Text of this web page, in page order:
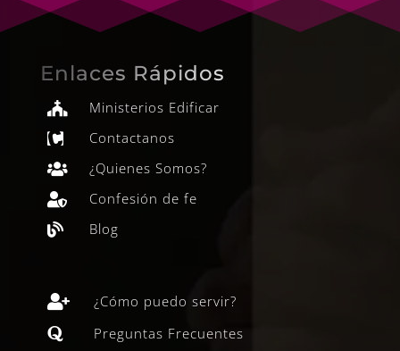
Enlaces Rápidos
 Ministerios Edificar
 Contactanos
 ¿Quienes Somos?
 Confesión de fe
 Blog
 ¿Cómo puedo servir?
 Preguntas Frecuentes